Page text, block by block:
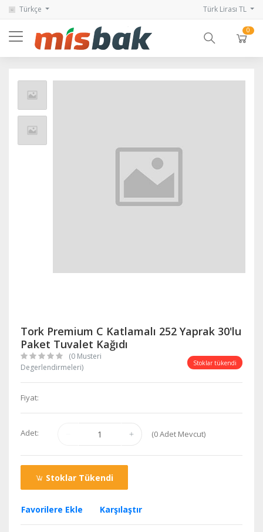
Türkçe Türk Lirası TL
0
Tork Premium C Katlamalı 252 Yaprak 30'lu
Paket Tuvalet Kağıdı
(0 Musteri
Degerlendirmeleri)
Stoklar tükendi
Fiyat:
Adet: (0Adet Mevcut)
Stoklar Tükendi
Favorilere Ekle Karşılaştır